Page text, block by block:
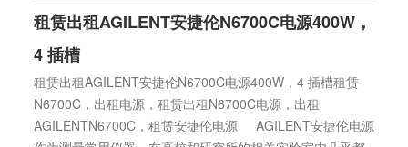
租赁出租AGILENT安捷伦N6700C电源400W，
4 插槽
租赁出租AGILENT安捷伦N6700C电源400W，4 插槽租赁
N6700C，出租电源，租赁出租N6700C电源，出租
AGILENTN6700C，租赁安捷伦电源 AGILENT安捷伦电源